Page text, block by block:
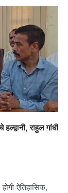
राहुल गांधी
ऐतिहासिक,
ख़बरें
भरा
आंदोलनों के
के संघर्षों को
क्लस्टर-2 में
अंडर-14 वर्ग